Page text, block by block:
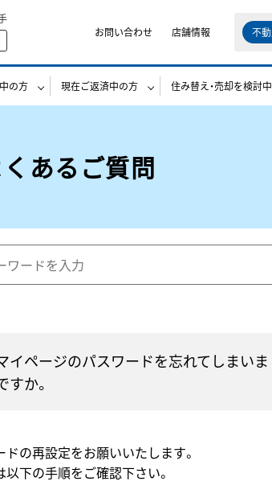
お問い合わせ 店舗情報 不
の方 現在ご返済中の方 住み替え・売却を検討
あるご質問
イページのパスワードを忘れてしまい
すか。
ドの再設定をお願いいたします。
以下の手順をご確認下さい。